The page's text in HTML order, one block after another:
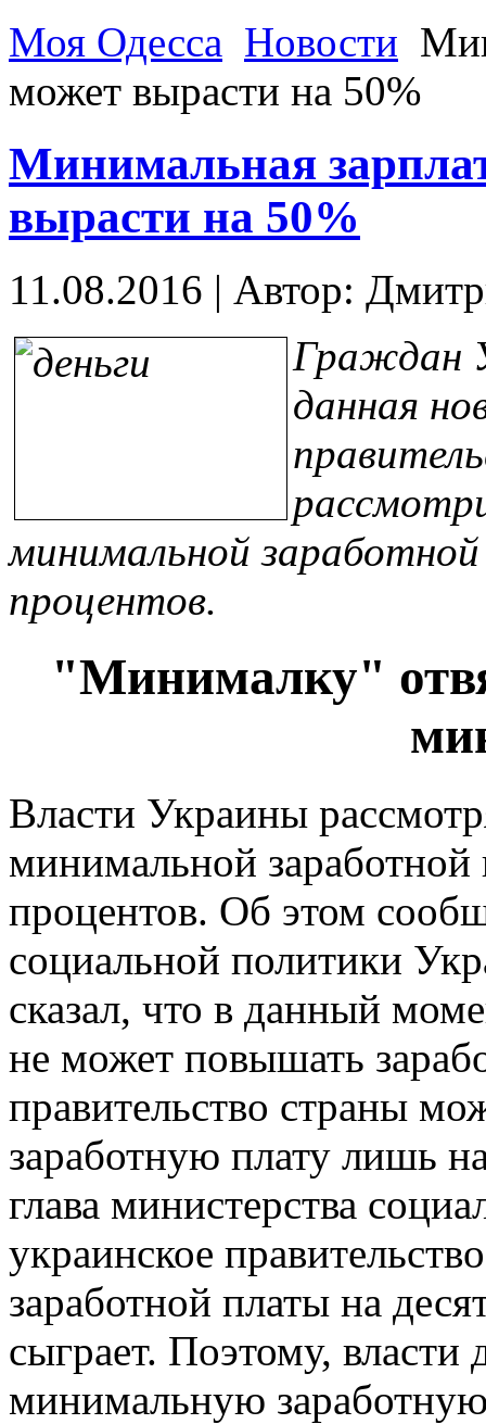
Моя Одесса Новости
может вырасти на 50%
Минимальная
вырасти на 50%
11.08.2016 | Автор:
Граждан
данная
минимальной
процентов.
"Минималку"
Власти Украины
минимальной заработной
процентов. Об этом
социальной политики
сказал, что в данный
не может повышать
правительство страны
заработную плату лишь
глава министерства
украинское
заработной платы на
сыграет. Поэтому,
минимальную заработную